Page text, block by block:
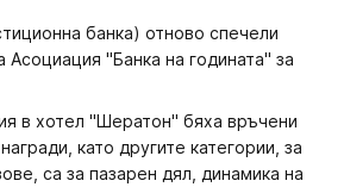
банка) отново спечели
Асоциация "Банка на годината" за
в хотел "Шератон" бяха връчени
като другите категории, за
са за пазарен дял, динамика на